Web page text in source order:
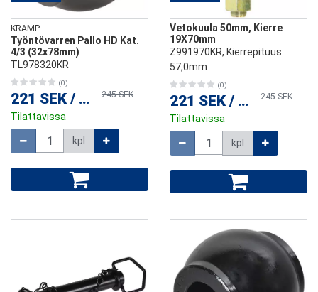
KRAMP
Työntövarren Pallo HD Kat.
4/3 (32x78mm)
TL978320KR
(0)
221 SEK / kpl 245 SEK
Tilattavissa
kpl
Vetokuula 50mm, Kierre
19X70mm
Z991970KR, Kierrepituus
57,0mm
(0)
221 SEK / kpl 245 SEK
Tilattavissa
kpl